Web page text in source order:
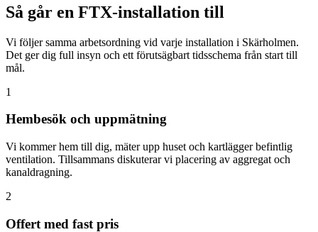
Så går en FTX-installation till
Vi följer samma arbetsordning vid varje installation i Skärholmen.
Det ger dig full insyn och ett förutsägbart tidsschema från start till
mål.
1
Hembesök och uppmätning
Vi kommer hem till dig, mäter upp huset och kartlägger befintlig
ventilation. Tillsammans diskuterar vi placering av aggregat och
kanaldragning.
2
Offert med fast pris